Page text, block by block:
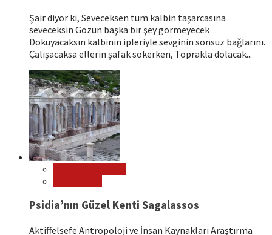
Şair diyor ki, Seveceksen tüm kalbin taşarcasına
seveceksin Gözün başka bir şey görmeyecek
Dokuyacaksın kalbinin ipleriyle sevginin sonsuz bağlarını.
Çalışacaksa ellerin şafak sökerken, Toprakla dolacak...
Psidia’nın Güzel Kenti Sagalassos
Aktiffelsefe Antropoloji ve İnsan Kaynakları Araştırma